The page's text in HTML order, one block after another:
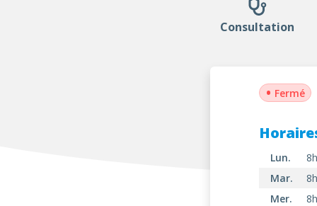
Consultation
• Fermé
Lun.
Mar.
Mer.